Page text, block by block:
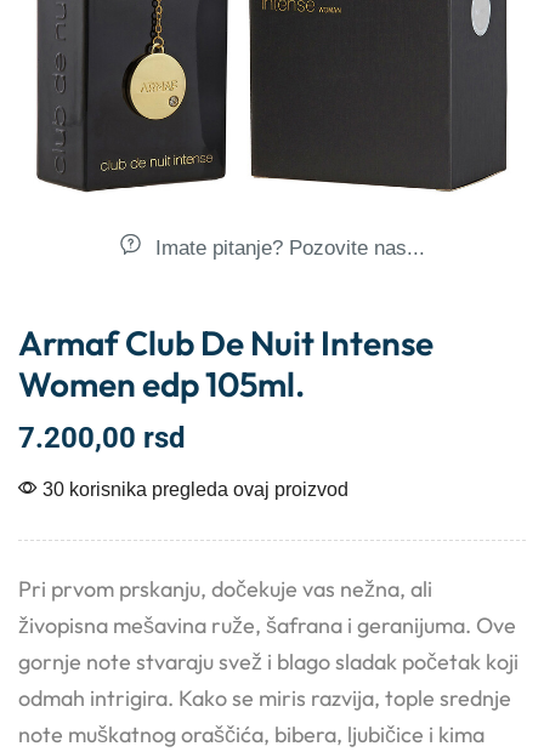
Imate pitanje? Pozovite nas...
Armaf Club De Nuit Intense
Women edp 105ml.
7.200,00 rsd
30 korisnika pregleda ovaj proizvod
Pri prvom prskanju, dočekuje vas nežna, ali
živopisna mešavina ruže, šafrana i geranijuma. Ove
gornje note stvaraju svež i blago sladak početak koji
odmah intrigira. Kako se miris razvija, tople srednje
note muškatnog oraščića, bibera, ljubičice i kima